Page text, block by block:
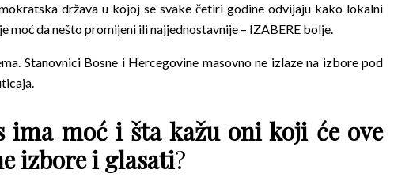
država u kojoj se svake četiri godine odvijaju kako lokalni
moć da nešto promijeni ili najjednostavnije – IZABERE bolje.
Stanovnici Bosne i Hercegovine masovno ne izlaze na izbore pod
ima moć i šta kažu oni koji će ove
izbore i glasati?